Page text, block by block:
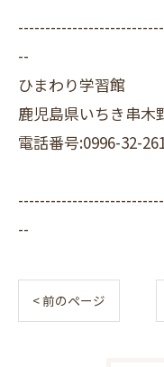
--
ひまわり学習館
鹿児島県いちき串木
電話番号:0996-32-
--
< 前のページ